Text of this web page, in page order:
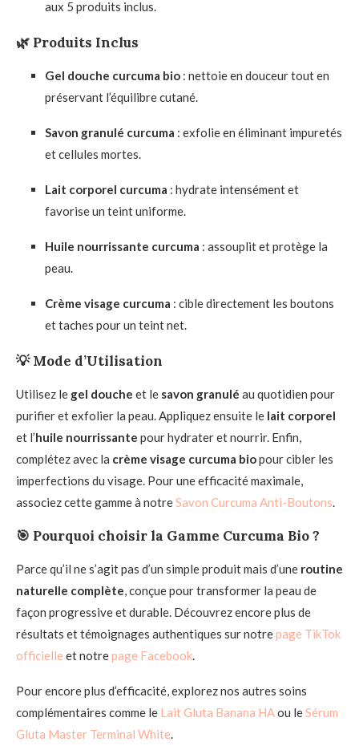
aux 5 produits inclus.
🌿 Produits Inclus
Gel douche curcuma bio : nettoie en douceur tout en
préservant l’équilibre cutané.
Savon granulé curcuma : exfolie en éliminant impuretés
et cellules mortes.
Lait corporel curcuma : hydrate intensément et
favorise un teint uniforme.
Huile nourrissante curcuma : assouplit et protège la
peau.
Crème visage curcuma : cible directement les boutons
et taches pour un teint net.
💡 Mode d’Utilisation
Utilisez le gel douche et le savon granulé au quotidien pour
purifier et exfolier la peau. Appliquez ensuite le lait corporel
et l’huile nourrissante pour hydrater et nourrir. Enfin,
complétez avec la crème visage curcuma biopour cibler les
imperfections du visage. Pour une efficacité maximale,
associez cette gamme à notreSavon Curcuma Anti-Boutons.
🎯 Pourquoi choisir la Gamme Curcuma Bio ?
Parce qu’il ne s’agit pas d’un simple produit mais d’une routine
naturelle complète, conçue pour transformer la peau de
façon progressive et durable. Découvrez encore plus de
résultats et témoignages authentiques sur notrepage TikTok
officielle et notrepage Facebook.
Pour encore plus d’efficacité, explorez nos autres soins
complémentaires comme le Lait Gluta Banana HAou leSérum
Gluta Master Terminal White.